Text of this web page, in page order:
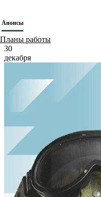
Анонсы
Планы работы
30
декабря